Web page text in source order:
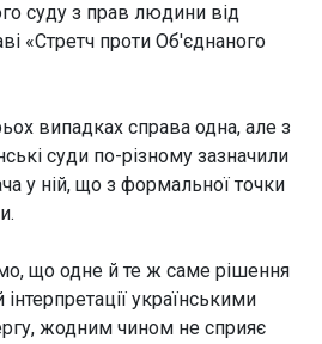
суду з прав людини від
«Стретч проти Об'єднаного
випадках справа одна, але з
суди по-різному зазначили
у ній, що з формальної точки
що одне й те ж саме рішення
інтерпретації українськими
жодним чином не сприяє